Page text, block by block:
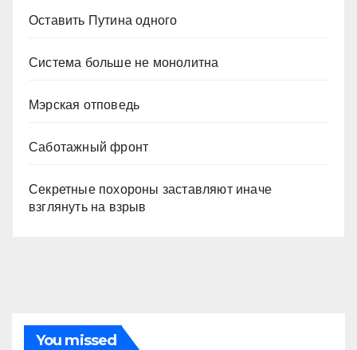
Оставить Путина одного
Система больше не монолитна
Мэрская отповедь
Саботажный фронт
Секретные похороны заставляют иначе
взглянуть на взрыв
You missed